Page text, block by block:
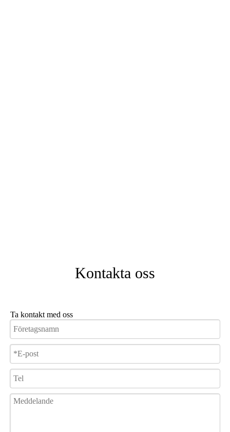
Kontakta oss
Ta kontakt med oss